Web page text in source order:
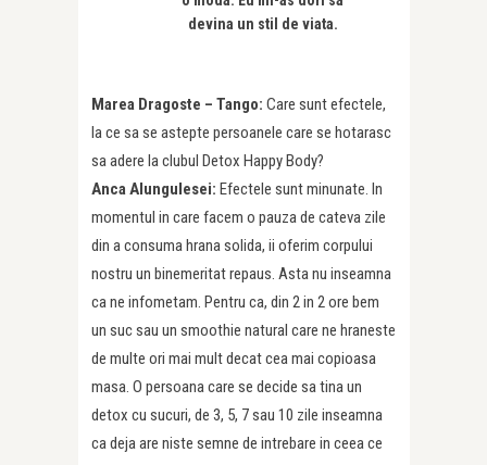
devina un stil de viata.
Marea Dragoste – Tango: Care sunt efectele,
la ce sa se astepte persoanele care se hotarasc
sa adere la clubul Detox Happy Body?
Anca Alungulesei: Efectele sunt minunate. In
momentul in care facem o pauza de cateva zile
din a consuma hrana solida, ii oferim corpului
nostru un binemeritat repaus. Asta nu inseamna
ca ne infometam. Pentru ca, din 2 in 2 ore bem
un suc sau un smoothie natural care ne hraneste
de multe ori mai mult decat cea mai copioasa
masa. O persoana care se decide sa tina un
detox cu sucuri, de 3, 5, 7 sau 10 zile inseamna
ca deja are niste semne de intrebare in ceea ce